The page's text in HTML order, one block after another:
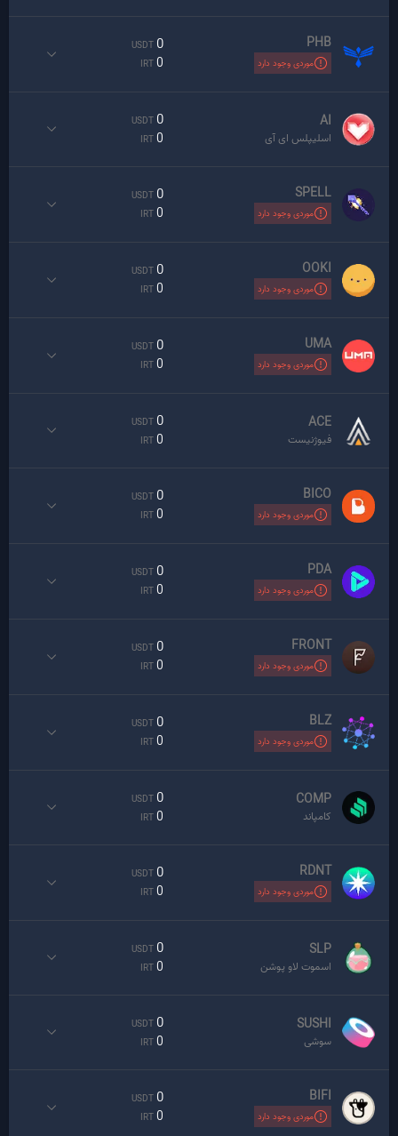
PHB
موردی وجود دارد
0
USDT
0
IRT
AI
اسلیپلس ای آی
0
USDT
0
IRT
SPELL
موردی وجود دارد
0
USDT
0
IRT
OOKI
موردی وجود دارد
0
USDT
0
IRT
UMA
موردی وجود دارد
0
USDT
0
IRT
ACE
فیوژنیست
0
USDT
0
IRT
BICO
موردی وجود دارد
0
USDT
0
IRT
PDA
موردی وجود دارد
0
USDT
0
IRT
FRONT
موردی وجود دارد
0
USDT
0
IRT
BLZ
موردی وجود دارد
0
USDT
0
IRT
COMP
کامپاند
0
USDT
0
IRT
RDNT
موردی وجود دارد
0
USDT
0
IRT
SLP
اسموت لاو پوشن
0
USDT
0
IRT
SUSHI
سوشی
0
USDT
0
IRT
BIFI
موردی وجود دارد
0
USDT
0
IRT